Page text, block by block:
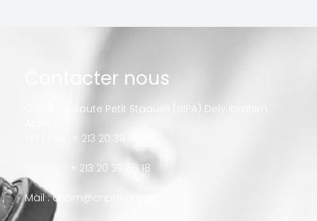
Contacter nous
CNPM, Sis Route Petit Staoueli (NIPA) Dely Ibrahim
Tel / Fax : + 213 20 39 66 16
+ 213 20 39 66 18
Mail :cnpm@cnpm.org.dz